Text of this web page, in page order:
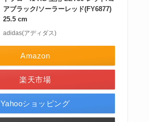
アブラック/ソーラーレッド(FY6877)
25.5 cm
adidas(アディダス)
Amazon
楽天市場
Yahooショッピング